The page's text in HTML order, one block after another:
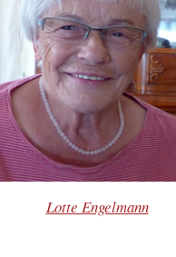
Lotte Engelmann